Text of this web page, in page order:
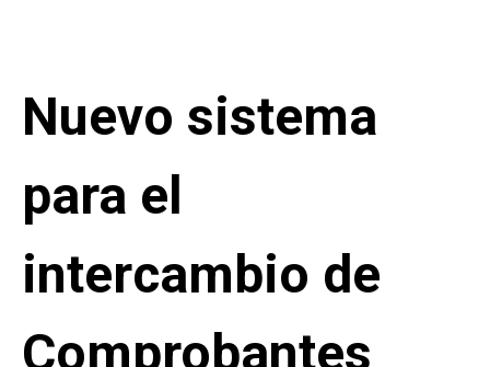
Nuevo sistema
para el
intercambio de
Comprobantes